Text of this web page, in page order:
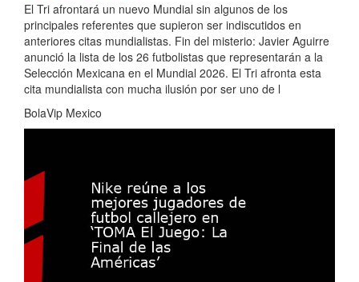
El Tri afrontará un nuevo Mundial sin algunos de los
principales referentes que supieron ser indiscutidos en
anteriores citas mundialistas. Fin del misterio: Javier Aguirre
anunció la lista de los 26 futbolistas que representarán a la
Selección Mexicana en el Mundial 2026. El Tri afronta esta
cita mundialista con mucha ilusión por ser uno de l
BolaVip Mexico